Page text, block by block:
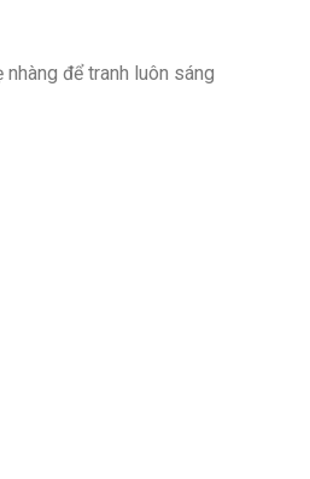
để tranh luôn sáng